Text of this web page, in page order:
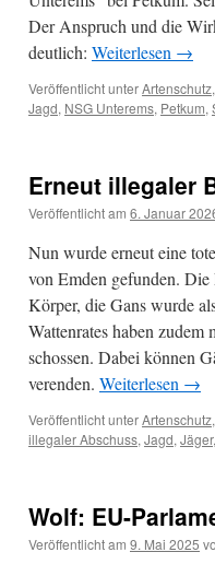
Der Anspruch und die
deutlich: Weiterlesen →
Veröffentlicht unterArtenschutz,
Jagd, NSG Unterems, Petkum,
Erneut illegaler
Veröffentlicht am 6. Januar
Nun wurde erneut eine
von Emden gefunden.
Körper, die Gans wurde
Wattenrates haben
schossen. Dabei können
verenden. Weiterlesen →
Veröffentlicht unterArtenschutz,
illegaler Abschuss, Jagd, Jäger,
Wolf: EU-
Veröffentlicht am 9. Mai 2025